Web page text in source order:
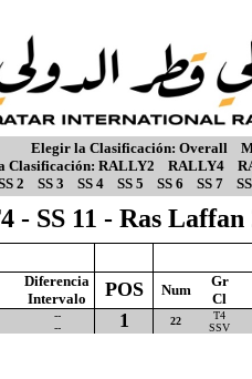
Elegir la Clasificación: Overall
Clasificación: RALLY2 RALLY4
2 SS 3 SS 4 SS 5 SS 6 SS 7
- SS 11 - Ras
Diferencia POS Num
Gr
Intervalo Cl
-- 1 22 T4
-- SSV